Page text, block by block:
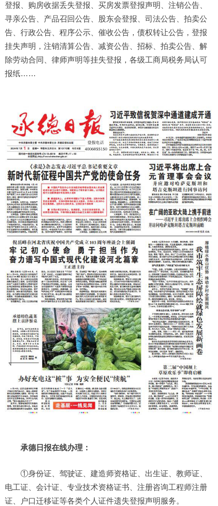
登报、购房收据丢失登报、买房发票登报声明、注销公告、
寻亲公告、产品召回公告、股东会登报、司法公告、拍卖公
告、行政公告、程序公示、催收公告，债权转让公告，登报
挂失声明，注销清算公告、减资公告、招标、拍卖公告、解
除劳动合同、律师声明等挂失登报，各级工商局税务局认可
报纸……
承德日报在线办理：
①身份证、驾驶证、建造师资格证、出生证、教师证、
电工证、会计证、专业技术资格证书、注册咨询工程师注册
证、户口迁移证等各类个人证件遗失登报声明服务。